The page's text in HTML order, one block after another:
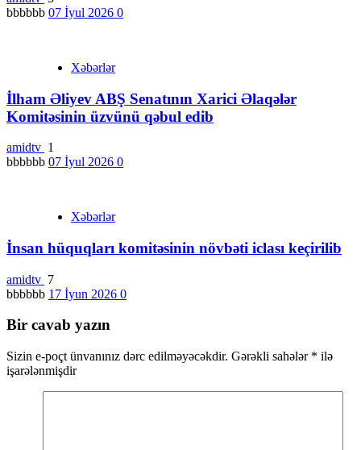
bbbbbb 07 İyul 2026 0
Xəbərlər
İlham Əliyev ABŞ Senatının Xarici Əlaqələr
Komitəsinin üzvünü qəbul edib
amidtv 1
bbbbbb 07 İyul 2026 0
Xəbərlər
İnsan hüquqları komitəsinin növbəti iclası keçirilib
amidtv 7
bbbbbb 17 İyun 2026 0
Bir cavab yazın
Sizin e-poçt ünvanınız dərc edilməyəcəkdir. Gərəkli sahələr * ilə
işarələnmişdir